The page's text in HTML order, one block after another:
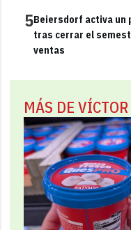
5Beiersdorf activa un
tras cerrar el
ventas
MÁS DE